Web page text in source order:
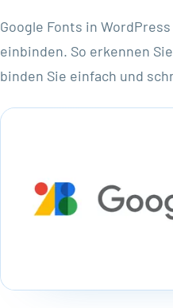
Google Fonts in
einbinden. So erkennen
binden Sie einfach und